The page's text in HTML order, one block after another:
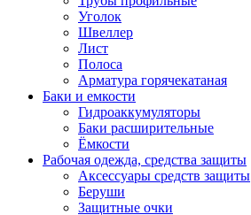
Уголок
Швеллер
Лист
Полоса
Арматура горячекатаная
Баки и емкости
Гидроаккумуляторы
Баки расширительные
Ёмкости
Рабочая одежда, средства защиты
Аксессуары средств защиты
Беруши
Защитные очки